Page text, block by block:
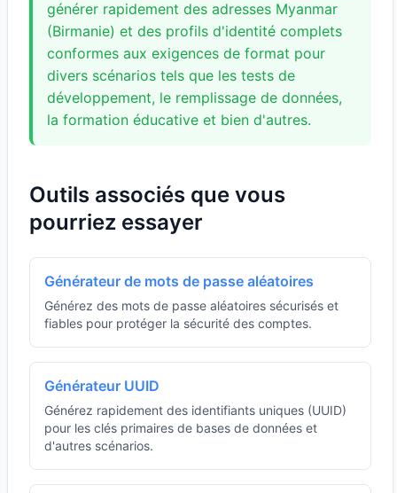
générer rapidement des adresses Myanmar
(Birmanie) et des profils d'identité complets
conformes aux exigences de format pour
divers scénarios tels que les tests de
développement, le remplissage de données,
la formation éducative et bien d'autres.
Outils associés que vous
pourriez essayer
Générateur de mots de passe aléatoires
Générez des mots de passe aléatoires sécurisés et
fiables pour protéger la sécurité des comptes.
Générateur UUID
Générez rapidement des identifiants uniques (UUID)
pour les clés primaires de bases de données et
d'autres scénarios.